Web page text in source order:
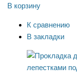
В корзину
К сравнению
В закладки